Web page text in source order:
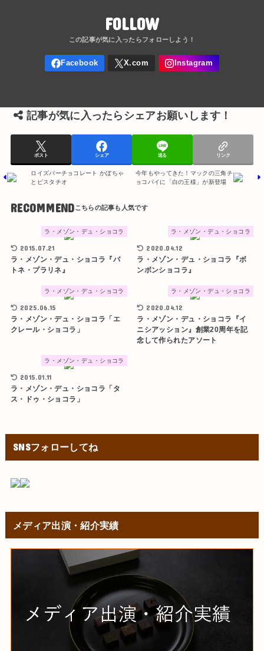
FOLLOW
記事が気に入ったらシェアお願いします！
ポスト シェア 送る リンク
ロイズバーチョコレート かぼちゃ
とピスタチオ
今年もやってきた！マックの三角チ
ョコパイに「白の王様」が新登場
RECOMMEND
ラ・メゾン・デュ・ショコラ
2015.07.21
ラ・メゾン・デュ・ショコラ『バ
トネ・プラリネ』
ラ・メゾン・デュ・ショコラ
2020.04.12
ラ・メゾン・デュ・ショコラ『ボ
ンボンショコラ』
ラ・メゾン・デュ・ショコラ
2025.06.15
ラ・メゾン・デュ・ショコラ「エ
クレール・ショコラ」
ラ・メゾン・デュ・ショコラ
2020.04.12
ラ・メゾン・デュ・ショコラ『イ
ニシアッション』創業20周年を記
念して作られたアソート
ラ・メゾン・デュ・ショコラ
2015.01.11
ラ・メゾン・デュ・ショコラ「タ
ス・ドゥ・ショコラ」
SNSフォローしてね
メディア出演・紹介実績